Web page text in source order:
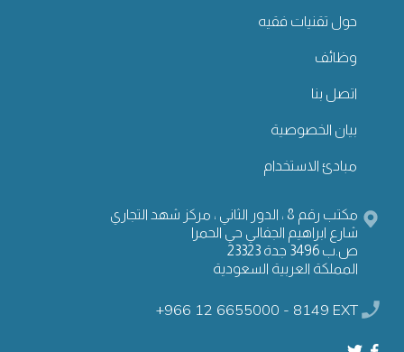
حول تقنيات فقيه
وظائف
اتصل بنا
بيان الخصوصية
مبادئ الاستخدام
مكتب رقم 8 ، الدور الثاني ، مركز شهد التجاري
شارع ابراهيم الجفالي حي الحمرا
ص.ب 3496 جدة 23323
المملكة العربية السعودية
+966 12 6655000 - 8149 EXT